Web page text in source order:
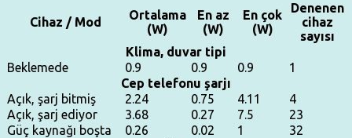
Cihaz / Mod
Ortalama
(W)
En az
(W)
En çok
(W)
Denenen
cihaz
sayısı
Klima, duvar tipi
Beklemede
0.9 0.9 0.9
1
Cep telefonu şarjı
Açık, şarj bitmiş
2.24 0.75 4.11
4
Açık, şarj ediyor
3.68 0.27 7.5
23
Güç kaynağı boşta
0.26 0.02 1
32